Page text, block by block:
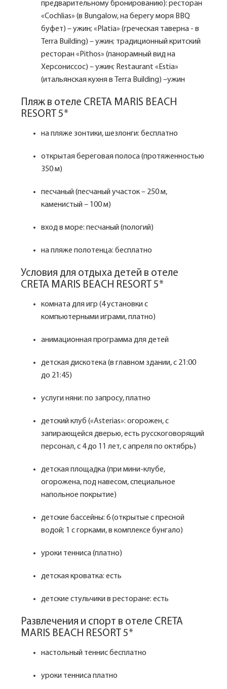
предварительному бронированию): ресторан
«Cochlias» (в Bungalow, на берегу моря BBQ
буфет) – ужин; «Platia» (греческая таверна - в
Terra Building) – ужин; традиционный критский
ресторан «Pithos» (панорамный вид на
Херсониссос) – ужин; Restaurant «Estia»
(итальянская кухня в Terra Building) –ужин
Пляж в отеле CRETA MARIS BEACH
RESORT 5*
на пляже зонтики, шезлонги: бесплатно
открытая береговая полоса (протяженностью
350 м)
песчаный (песчаный участок – 250 м,
каменистый – 100 м)
вход в море: песчаный (пологий)
на пляже полотенца: бесплатно
Условия для отдыха детей в отеле
CRETA MARIS BEACH RESORT 5*
комната для игр (4 установки с
компьютерными играми, платно)
анимационная программа для детей
детская дискотека (в главном здании, с 21:00
до 21:45)
услуги няни: по запросу, платно
детский клуб («Asterias»: огорожен, с
запирающейся дверью, есть русскоговорящий
персонал, с 4 до 11 лет, с апреля по октябрь)
детская площадка (при мини-клубе,
огорожена, под навесом, специальное
напольное покрытие)
детские бассейны: 6 (открытые с пресной
водой; 1 с горками, в комплексе бунгало)
уроки тенниса (платно)
детская кроватка: есть
детские стульчики в ресторане: есть
Развлечения и спорт в отеле CRETA
MARIS BEACH RESORT 5*
настольный теннис бесплатно
уроки тенниса платно